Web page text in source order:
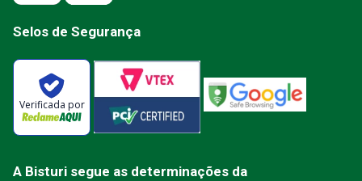
Selos de Segurança
Verificada por
A Bisturi segue as determinações da